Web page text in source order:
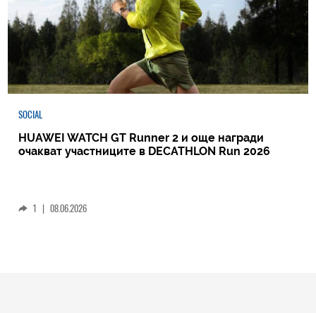
SOCIAL
HUAWEI WATCH GT Runner 2 и още награди
очакват участниците в DECATHLON Run 2026
1 | 08.06.2026